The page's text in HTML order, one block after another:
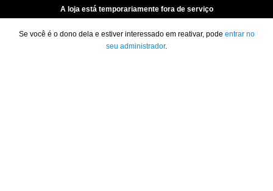
A loja está temporariamente fora de serviço
Se você é o dono dela e estiver interessado em reativar, pode entrar no
seu administrador.